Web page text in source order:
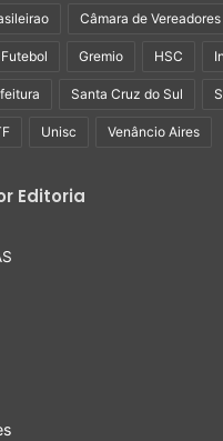
Câmara de Vereadores
Futebol Gremio HSC
Santa Cruz do Sul
Unisc Venâncio Aires
Editoria